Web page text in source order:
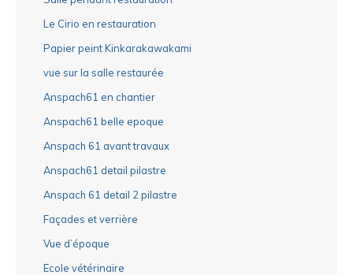
Le Cirio en restauration
Papier peint Kinkarakawakami
vue sur la salle restaurée
Anspach61 en chantier
Anspach61 belle epoque
Anspach 61 avant travaux
Anspach61 detail pilastre
Anspach 61 detail 2 pilastre
Façades et verrière
Vue d’époque
Ecole vétérinaire